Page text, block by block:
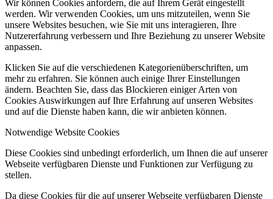
Wir können Cookies anfordern, die auf Ihrem Gerät eingestellt
werden. Wir verwenden Cookies, um uns mitzuteilen, wenn Sie
unsere Websites besuchen, wie Sie mit uns interagieren, Ihre
Nutzererfahrung verbessern und Ihre Beziehung zu unserer Website
anpassen.
Klicken Sie auf die verschiedenen Kategorienüberschriften, um
mehr zu erfahren. Sie können auch einige Ihrer Einstellungen
ändern. Beachten Sie, dass das Blockieren einiger Arten von
Cookies Auswirkungen auf Ihre Erfahrung auf unseren Websites
und auf die Dienste haben kann, die wir anbieten können.
Notwendige Website Cookies
Diese Cookies sind unbedingt erforderlich, um Ihnen die auf unserer
Webseite verfügbaren Dienste und Funktionen zur Verfügung zu
stellen.
Da diese Cookies für die auf unserer Webseite verfügbaren Dienste